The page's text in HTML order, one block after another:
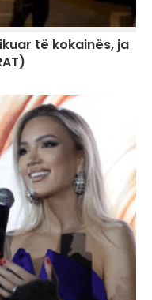
të kokainës, ja